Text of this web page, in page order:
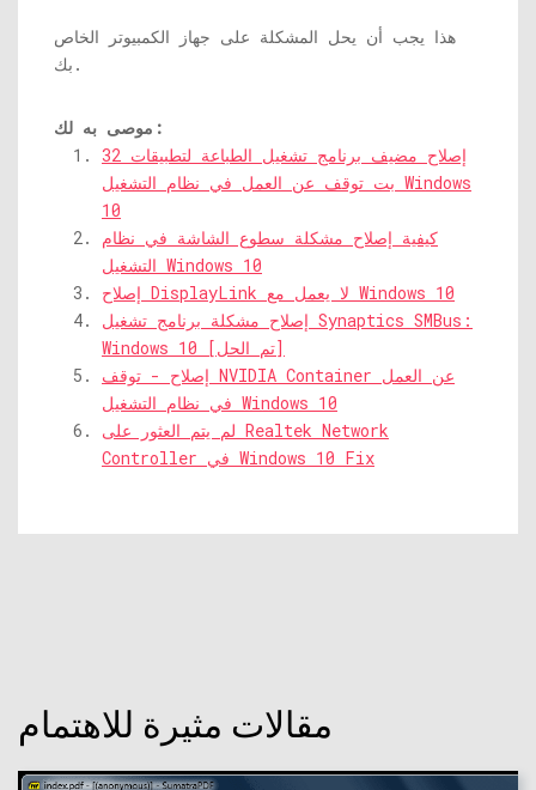
هذا يجب أن يحل المشكلة على جهاز الكمبيوتر الخاص
بك.
موصى به لك:
إصلاح مضيف برنامج تشغيل الطباعة لتطبيقات 32
بت توقف عن العمل في نظام التشغيل Windows
10
كيفية إصلاح مشكلة سطوع الشاشة في نظام
التشغيل Windows 10
إصلاح DisplayLink لا يعمل مع Windows 10
إصلاح مشكلة برنامج تشغيل Synaptics SMBus:
Windows 10 [تم الحل]
إصلاح - توقف NVIDIA Container عن العمل
في نظام التشغيل Windows 10
لم يتم العثور على Realtek Network
Controller في Windows 10 Fix
مقالات مثيرة للاهتمام